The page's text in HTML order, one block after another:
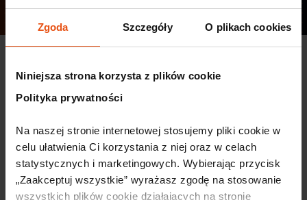
Zgoda Szczegóły O plikach cookies
Niniejsza strona korzysta z plików cookie
Polityka prywatności
Na naszej stronie internetowej stosujemy pliki cookie w
celu ułatwienia Ci korzystania z niej oraz w celach
statystycznych i marketingowych. Wybierając przycisk
„Zaakceptuj wszystkie” wyrażasz zgodę na stosowanie
wszystkich plików cookie działających na stronie
Data publikacji:23.03.2026
450/295, 450/19, 450/302, 450/303 obręb Okmiany,
stanowiącej własność Legnickiej Specjalnej Strefy
Ogłoszenie
oświadczenie LSSE
załącznik do umowy partycypacji – Regulamin LSSE